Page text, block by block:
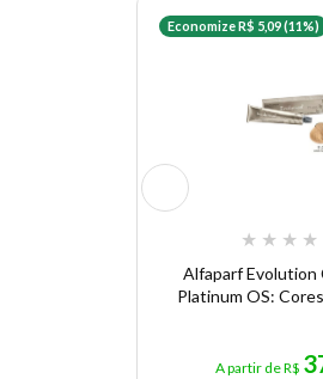
Economize R$ 5,09 (11%)
★ ★ ★ ★
Alfaparf Evolution
Platinum OS:
A partir de R$